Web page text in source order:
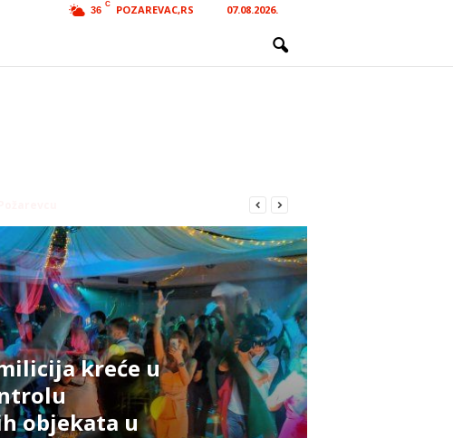
36
C POZAREVAC,RS 07.08.2026.
kreće u
objekata u